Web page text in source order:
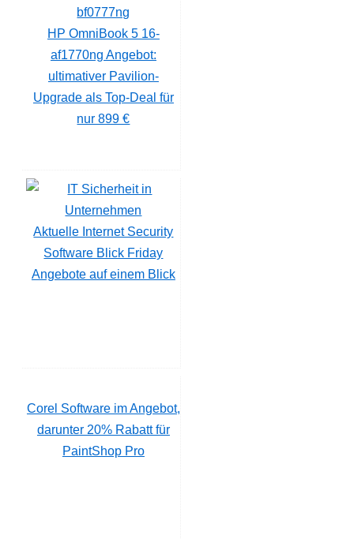
HP OmniBook 5 16-
af1770ng Angebot:
ultimativer Pavilion-
Upgrade als Top-Deal für
nur 899 €
Aktuelle Internet Security
Software Blick Friday
Angebote auf einem Blick
Corel Software im Angebot,
darunter 20% Rabatt für
PaintShop Pro